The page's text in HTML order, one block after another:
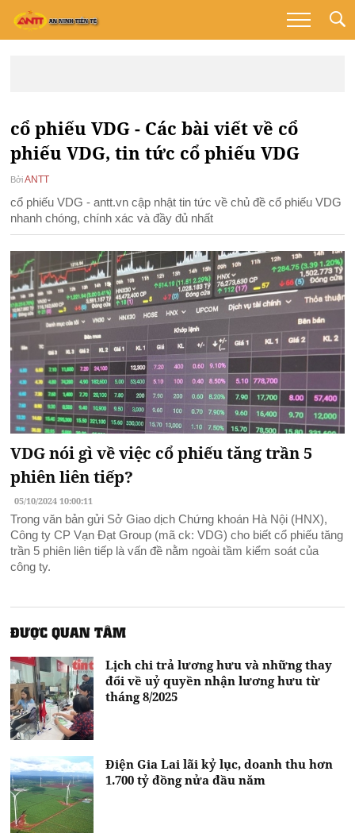
cổ phiếu VDG - Các bài viết về cổ
phiếu VDG, tin tức cổ phiếu VDG
Bởi ANTT
cổ phiếu VDG - antt.vn cập nhật tin tức về chủ đề cổ phiếu VDG
nhanh chóng, chính xác và đầy đủ nhất
VDG nói gì về việc cổ phiếu tăng trần 5
phiên liên tiếp?
05/10/2024 10:00:11
Trong văn bản gửi Sở Giao dịch Chứng khoán Hà Nội (HNX),
Công ty CP Vạn Đạt Group (mã ck: VDG) cho biết cổ phiếu tăng
trần 5 phiên liên tiếp là vấn đề nằm ngoài tầm kiểm soát của
công ty.
ĐƯỢC QUAN TÂM
Lịch chi trả lương hưu và những thay
đổi về uỷ quyền nhận lương hưu từ
tháng 8/2025
Điện Gia Lai lãi kỷ lục, doanh thu hơn
1.700 tỷ đồng nửa đầu năm